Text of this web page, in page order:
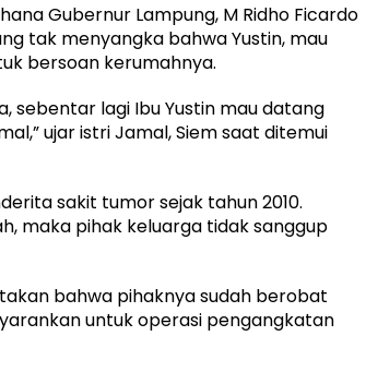
Gubernur Lampung, M Ridho Ficardo
tak menyangka bahwa Yustin, mau
bersoan kerumahnya.
sebentar lagi Ibu Yustin mau datang
ujar istri Jamal, Siem saat ditemui
sakit tumor sejak tahun 2010.
maka pihak keluarga tidak sanggup
bahwa pihaknya sudah berobat
untuk operasi pengangkatan